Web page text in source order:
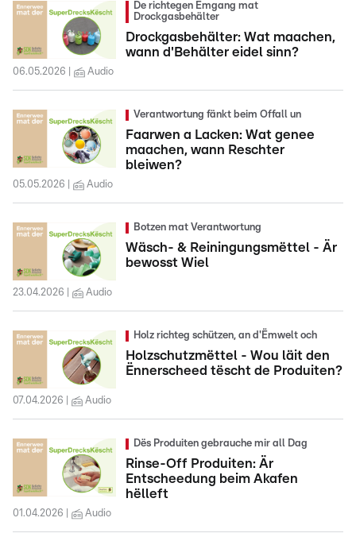
De richtegen Ëmgang mat
Drockgasbehälter
Drockgasbehälter: Wat maachen,
wann d'Behälter eidel sinn?
06.05.2026 Audio
Verantwortung fänkt beim Offall un
Faarwen a Lacken: Wat genee
maachen, wann Reschter
bleiwen?
05.05.2026 Audio
Botzen mat Verantwortung
Wäsch- & Reiningungsmëttel - Är
bewosst Wiel
23.04.2026 Audio
Holz richteg schützen, an d'Ëmwelt och
Holzschutzmëttel - Wou läit den
Ënnerscheed tëscht de Produiten?
07.04.2026 Audio
Dës Produiten gebrauche mir all Dag
Rinse-Off Produiten: Är
Entscheedung beim Akafen
hëlleft
01.04.2026 Audio